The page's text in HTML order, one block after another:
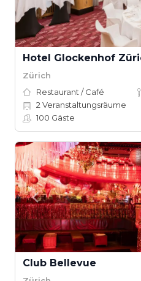
Hotel Glockenhof
Zürich
Restaurant / Café
2 Veranstaltungsräume
100 Gäste
Club Bellevue